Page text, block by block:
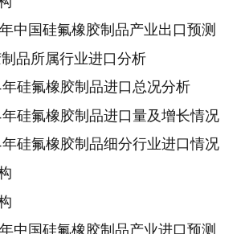
中国硅氟橡胶制品产业出口预测
品所属行业进口分析
硅氟橡胶制品进口总况分析
硅氟橡胶制品进口量及增长情况
硅氟橡胶制品细分行业进口情况
中国硅氟橡胶制品产业进口预测